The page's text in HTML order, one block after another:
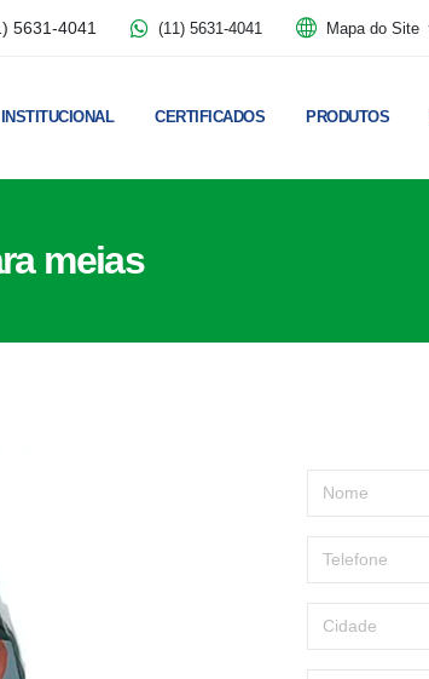
5631-4041 (11) 5631-4041 Mapa do Site
INSTITUCIONAL CERTIFICADOS PRODUTOS
meias